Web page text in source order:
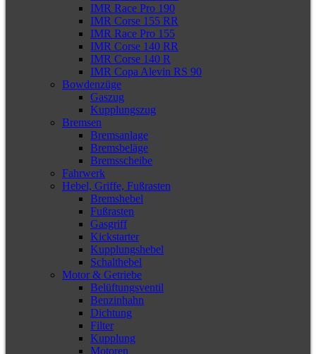
IMR Race Pro 190
IMR Corse 155 RR
IMR Race Pro 155
IMR Corse 140 RR
IMR Corse 140 R
IMR Copa Alevin RS 90
Bowdenzüge
Gaszug
Kupplungszug
Bremsen
Bremsanlage
Bremsbeläge
Bremsscheibe
Fahrwerk
Hebel, Griffe, Fußrasten
Bremshebel
Fußrasten
Gasgriff
Kickstarter
Kupplungshebel
Schalthebel
Motor & Getriebe
Belüftungsventil
Benzinhahn
Dichtung
Filter
Kupplung
Motoren